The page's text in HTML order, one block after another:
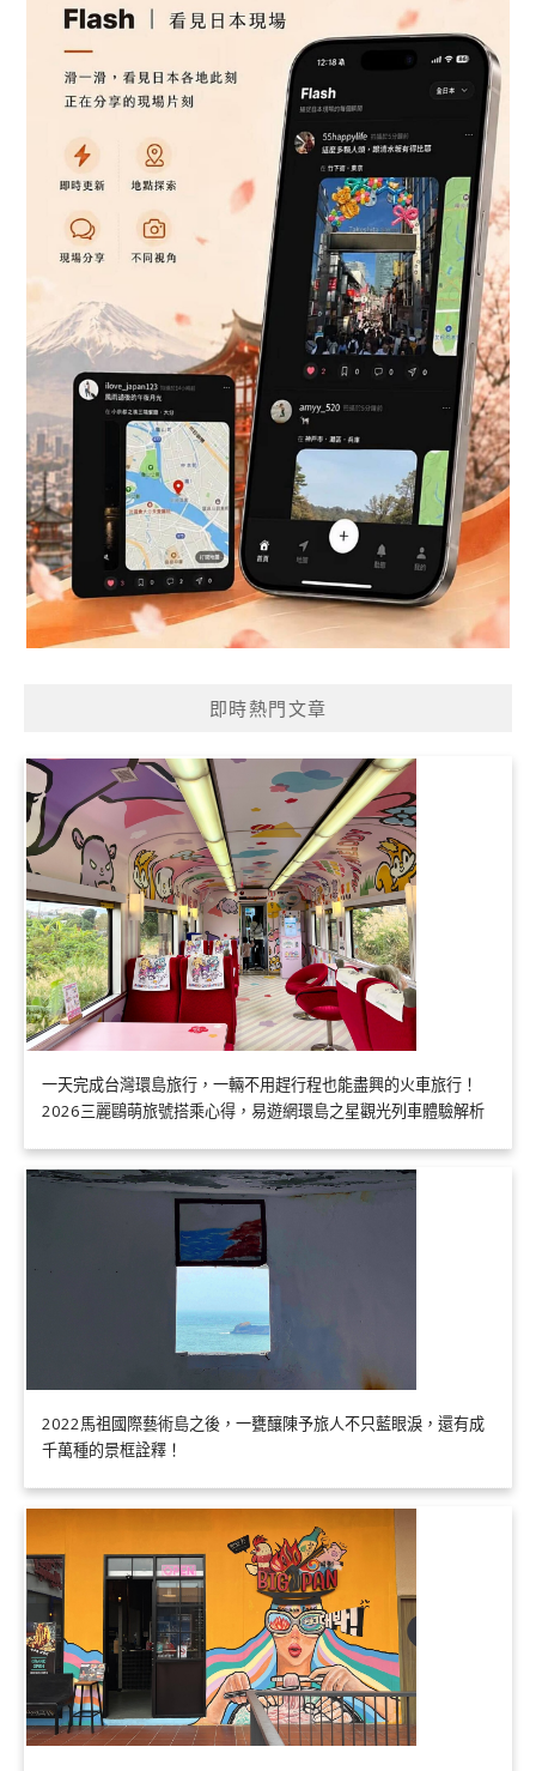
即時熱門文章
一天完成台灣環島旅行，一輛不用趕行程也能盡興的火車旅行！
2026三麗鷗萌旅號搭乘心得，易遊網環島之星觀光列車體驗解析
2022馬祖國際藝術島之後，一甕釀陳予旅人不只藍眼淚，還有成
千萬種的景框詮釋！